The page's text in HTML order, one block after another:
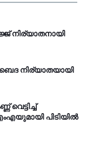
നിര്യാതനായി
നിര്യാതയായി
പിടിയിൽ